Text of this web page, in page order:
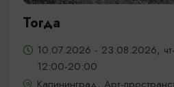
Тогда
10.07.2026 - 23.08.2026,
12:00-20:00